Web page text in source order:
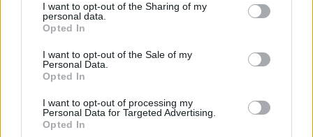
not limited to your visit or usage behaviour. You may click to
grant or deny consent to Google and its third-party tags to
use your data for below specified purposes in below Google
consent section.
I want to opt-out of the Sharing of my
personal data.
Opted In
I want to opt-out of the Sale of my
Personal Data.
Opted In
I want to opt-out of processing my
Personal Data for Targeted Advertising.
Opted In
Ελαστικά & Καλοκαίρι: Πώς να ελέγξετε τα λάστιχα
σε 2 λεπτά πριν το ταξίδι